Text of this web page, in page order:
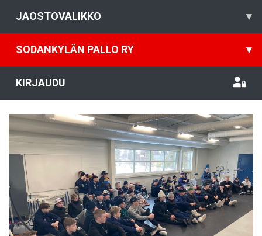
JAOSTOVALIKKO ▾
SODANKYLÄN PALLO RY ▾
KIRJAUDU